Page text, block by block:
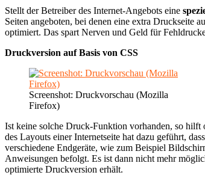
Stellt der Betreiber des Internet-Angebots eine
Seiten angeboten, bei denen eine extra Druckseite
optimiert. Das spart Nerven und Geld für
Druckversion auf Basis von CSS
Screenshot: Druckvorschau (Mozilla
Firefox)
Ist keine solche Druck-Funktion vorhanden, so
des Layouts einer Internetseite hat dazu geführt,
verschiedene Endgeräte, wie zum Beispiel
Anweisungen befolgt. Es ist dann nicht mehr
optimierte Druckversion erhält.